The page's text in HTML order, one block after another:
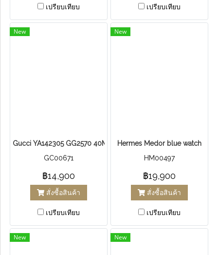
เปรียบเทียบ เปรียบเทียบ
New
Gucci YA142305 GG2570 40MM Men's Red and Green Nylon
GC00671
฿14,900
สั่งซื้อสินค้า
เปรียบเทียบ
New
Hermes Medor blue watch
HM00497
฿19,900
สั่งซื้อสินค้า
เปรียบเทียบ
New New